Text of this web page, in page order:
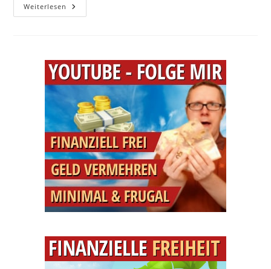
Weiterlesen 32.148,03€
–
Alle
Einnahmen
2022